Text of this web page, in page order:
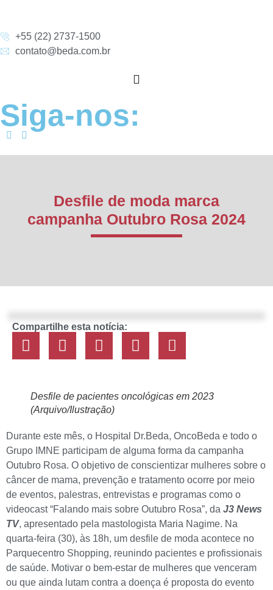
+55 (22) 2737-1500
contato@beda.com.br
Siga-nos:
Desfile de moda marca
campanha Outubro Rosa 2024
Desfile de pacientes oncológicas em 2023
(Arquivo/Ilustração)
Durante este mês, o Hospital Dr.Beda, OncoBeda e todo o
Grupo IMNE participam de alguma forma da campanha
Outubro Rosa. O objetivo de conscientizar mulheres sobre o
câncer de mama, prevenção e tratamento ocorre por meio
de eventos, palestras, entrevistas e programas como o
videocast “Falando mais sobre Outubro Rosa”, da J3 News
TV, apresentado pela mastologista Maria Nagime. Na
quarta-feira (30), às 18h, um desfile de moda acontece no
Parquecentro Shopping, reunindo pacientes e profissionais
de saúde. Motivar o bem-estar de mulheres que venceram
ou que ainda lutam contra a doença é proposta do evento
Compartilhe esta notícia: